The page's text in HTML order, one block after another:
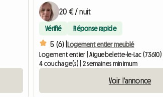
20 € / nuit
Vérifié Réponse rapide
5 (6) |Logement entier meublé
Logement entier | Aiguebelette-le-Lac (73610)
4 couchage(s) | 2 semaines minimum
Voir l'annonce